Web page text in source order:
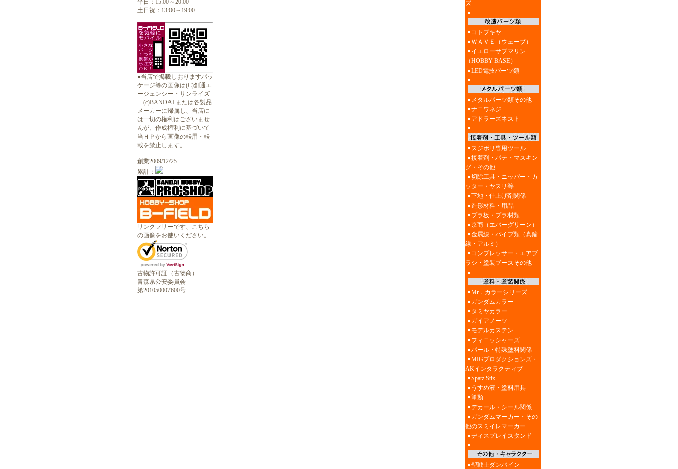
平日：15:00～20:00
土日祝：13:00～19:00
●当店で掲載しおりますパッ
ケージ等の画像は(C)創通エ
ージェンシー・サンライズ
(c)BANDAI または各製品
メーカーに帰属し、当店に
は一切の権利はございませ
んが、作成権利に基づいて
当ＨＰから画像の転用・転
載を禁止します。
創業2009/12/25
累計：
リンクフリーです、こちら
の画像をお使いください。
古物許可証（古物商）
青森県公安委員会
第201050007600号
ズ
コトブキヤ
ＷＡＶＥ（ウェーブ）
イエローサブマリン
（HOBBY BASE）
LED電技パーツ類
メタルパーツ類その他
ナニワネジ
アドラーズネスト
スジボリ専用ツール
接着剤・パテ・マスキン
グ・その他
切除工具・ニッパー・カ
ッター・ヤスリ等
下地・仕上げ剤関係
造形材料・用品
プラ板・プラ材類
京商（エバーグリーン）
金属線・パイプ類（真鍮
線・アルミ）
コンプレッサー・エアブ
ラシ・塗装ブースその他
Mr．カラーシリーズ
ガンダムカラー
タミヤカラー
ガイアノーツ
モデルカステン
フィニッシャーズ
パール・特殊塗料関係
MIGプロダクションズ・
AKインタラクティブ
Spatz Stix
うすめ液・塗料用具
筆類
デカール・シール関係
ガンダムマーカー・その
他のスミイレマーカー
ディスプレイスタンド
聖戦士ダンバイン